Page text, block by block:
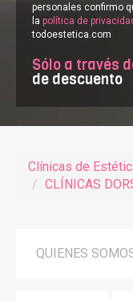
personales confirmo
la política de
todoestetica.com
Sólo a través
de descuento
Clínicas de
CLÍNICAS
QUIENES